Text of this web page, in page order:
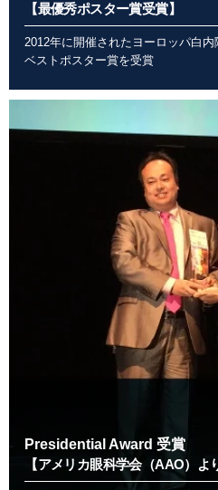
【最優秀ポスター賞受賞】
2012年に開催されたヨーロッパ白
ベストポスター賞を受賞
Presidential Award 受賞
【アメリカ眼科学会（AAO）よ